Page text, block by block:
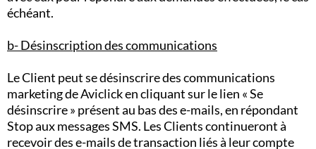
échéant.
b- Désinscription des communications
Le Client peut se désinscrire des communications
marketing de Aviclick en cliquant sur le lien « Se
désinscrire » présent au bas des e-mails, en répondant
Stop aux messages SMS. Les Clients continueront à
recevoir des e-mails de transaction liés à leur compte